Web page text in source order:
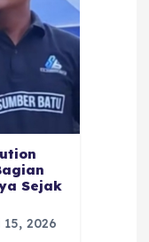
Sejak
15, 2026